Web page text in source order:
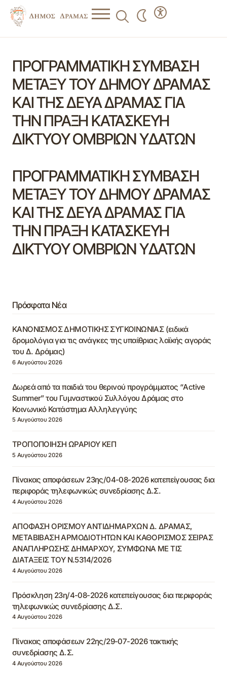
ΠΡΟΓΡΑΜΜΑΤΙΚΗ ΣΥΜΒΑΣΗ
ΜΕΤΑΞΥ ΤΟΥ ΔΗΜΟΥ ΔΡΑΜΑΣ
ΚΑΙ ΤΗΣ ΔΕΥΑ ΔΡΑΜΑΣ ΓΙΑ
ΤΗΝ ΠΡΑΞΗ ΚΑΤΑΣΚΕΥΗ
ΔΙΚΤΥΟΥ ΟΜΒΡΙΩΝ ΥΔΑΤΩΝ
ΠΡΟΓΡΑΜΜΑΤΙΚΗ ΣΥΜΒΑΣΗ
ΜΕΤΑΞΥ ΤΟΥ ΔΗΜΟΥ ΔΡΑΜΑΣ
ΚΑΙ ΤΗΣ ΔΕΥΑ ΔΡΑΜΑΣ ΓΙΑ
ΤΗΝ ΠΡΑΞΗ ΚΑΤΑΣΚΕΥΗ
ΔΙΚΤΥΟΥ ΟΜΒΡΙΩΝ ΥΔΑΤΩΝ
Πρόσφατα Νέα
ΚΑΝΟΝΙΣΜΟΣ ΔΗΜΟΤΙΚΗΣ ΣΥΓΚΟΙΝΩΝΙΑΣ (ειδικά
δρομολόγια για τις ανάγκες της υπαίθριας λαϊκής αγοράς
του Δ. Δράμας)
6 Αυγούστου 2026
Δωρεά από τα παιδιά του θερινού προγράμματος “Active
Summer” του Γυμναστικού Συλλόγου Δράμας στο
Κοινωνικό Κατάστημα Αλληλεγγύης
5 Αυγούστου 2026
ΤΡΟΠΟΠΟΙΗΣΗ ΩΡΑΡΙΟΥ ΚΕΠ
5 Αυγούστου 2026
Πίνακας αποφάσεων 23ης/04-08-2026 κατεπείγουσας δια
περιφοράς τηλεφωνικώς συνεδρίασης Δ.Σ.
4 Αυγούστου 2026
ΑΠΟΦΑΣΗ ΟΡΙΣΜΟΥ ΑΝΤΙΔΗΜΑΡΧΩΝ Δ. ΔΡΑΜΑΣ,
ΜΕΤΑΒΙΒΑΣΗ ΑΡΜΟΔΙΟΤΗΤΩΝ ΚΑΙ ΚΑΘΟΡΙΣΜΟΣ ΣΕΙΡΑΣ
ΑΝΑΠΛΗΡΩΣΗΣ ΔΗΜΑΡΧΟΥ, ΣΥΜΦΩΝΑ ΜΕ ΤΙΣ
ΔΙΑΤΑΞΕΙΣ ΤΟΥ Ν.5314/2026
4 Αυγούστου 2026
Πρόσκληση 23η/4-08-2026 κατεπείγουσας δια περιφοράς
τηλεφωνικώς συνεδρίασης Δ.Σ.
4 Αυγούστου 2026
Πίνακας αποφάσεων 22ης/29-07-2026 τακτικής
συνεδρίασης Δ.Σ.
4 Αυγούστου 2026